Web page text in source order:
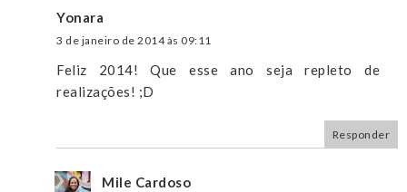
Yonara
3 de janeiro de 2014 às 09:11
Feliz 2014! Que esse ano seja repleto de
realizações! ;D
Responder
Mile Cardoso